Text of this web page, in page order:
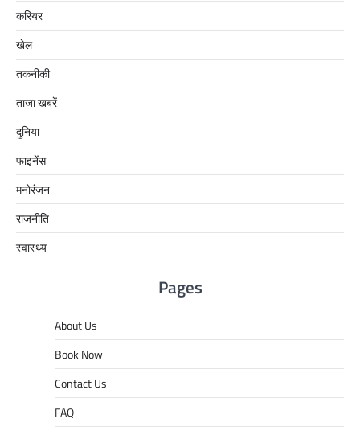
करियर
खेल
तकनीकी
ताजा खबरें
दुनिया
फाइनेंस
मनोरंजन
राजनीति
स्वास्थ्य
Pages
About Us
Book Now
Contact Us
FAQ